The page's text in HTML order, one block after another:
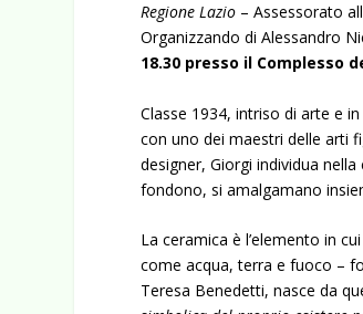
Regione Lazio – Assessorato
Organizzando di Alessandro
18.30 presso il Complesso
Classe 1934, intriso di arte e
con uno dei maestri delle arti
designer, Giorgi individua
fondono, si amalgamano
La ceramica è l’elemento in
come acqua, terra e fuoco –
Teresa Benedetti, nasce da